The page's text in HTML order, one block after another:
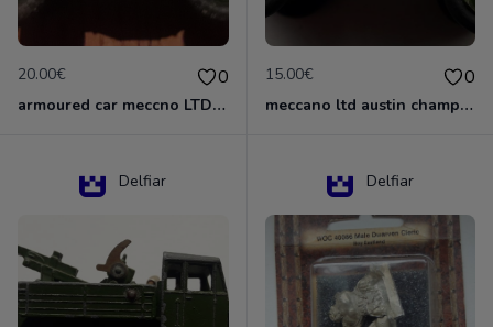
20.00€ 0
armoured car meccno LTD N°670
15.00€ 0
meccano ltd austin champ N°674
Delfiar Delfiar